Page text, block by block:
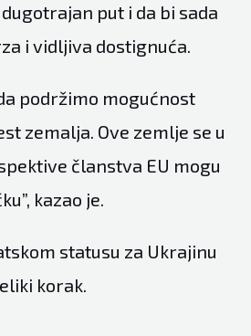
put i da bi sada
i vidljiva dostignuća.
podržimo mogućnost
zemalja. Ove zemlje se u
članstva EU mogu
kazao je.
statusu za Ukrajinu
korak.